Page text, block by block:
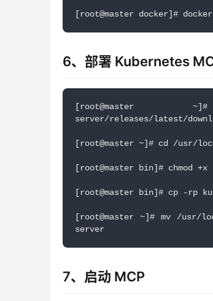
[root@master docker]#
6、部署 Kubernetes
[root@master ~]#
server/releases/latest/
[root@master ~]# cd /usr/
[root@master bin]# chmod
[root@master bin]# cp -rp
[root@master ~]# mv /usr/
server
7、启动 MCP